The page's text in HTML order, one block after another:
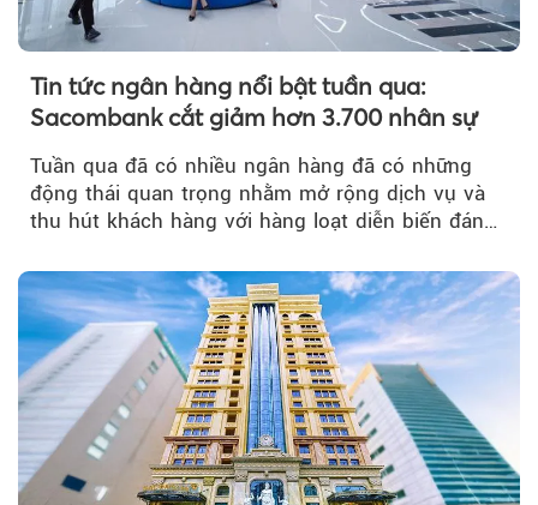
Tin tức ngân hàng nổi bật tuần qua:
Sacombank cắt giảm hơn 3.700 nhân sự
Tuần qua đã có nhiều ngân hàng đã có những
động thái quan trọng nhằm mở rộng dịch vụ và
thu hút khách hàng với hàng loạt diễn biến đáng